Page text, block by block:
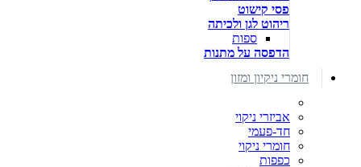
פסי קישוט
ריהוט לגן ולכיתה
ספות
הדפסה על מתנות
חומרי ניקיון ומזון
אביזרי ניקוי
חד-פעמי
חומרי ניקוי
כפפות